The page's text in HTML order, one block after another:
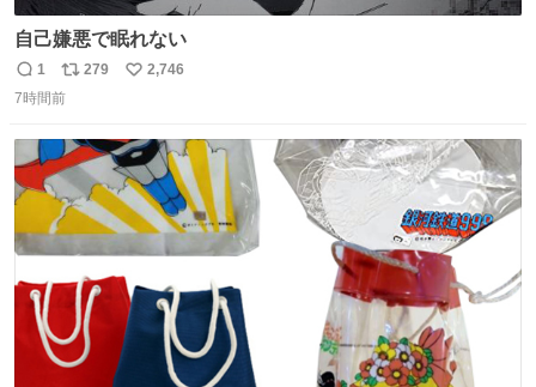
自己嫌悪で眠れない
返
信
1
リ
ポ
ト
数
279
い
数
2,746
7時間前